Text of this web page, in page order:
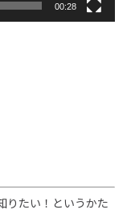
00:28
りたい！というかた